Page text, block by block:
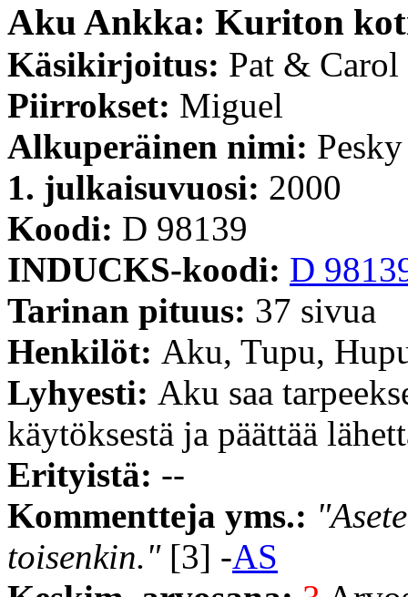
Aku Ankka: Kuriton
Käsikirjoitus: Pat &
Piirrokset: Miguel
Alkuperäinen nimi:
1. julkaisuvuosi: 2000
Koodi: D 98139
INDUCKS-koodi: D
Tarinan pituus: 37 sivua
Henkilöt: Aku, Tupu,
Lyhyesti: Aku saa
käytöksestä ja päättää
Erityistä: --
Kommentteja yms.:
toisenkin."[3] -AS